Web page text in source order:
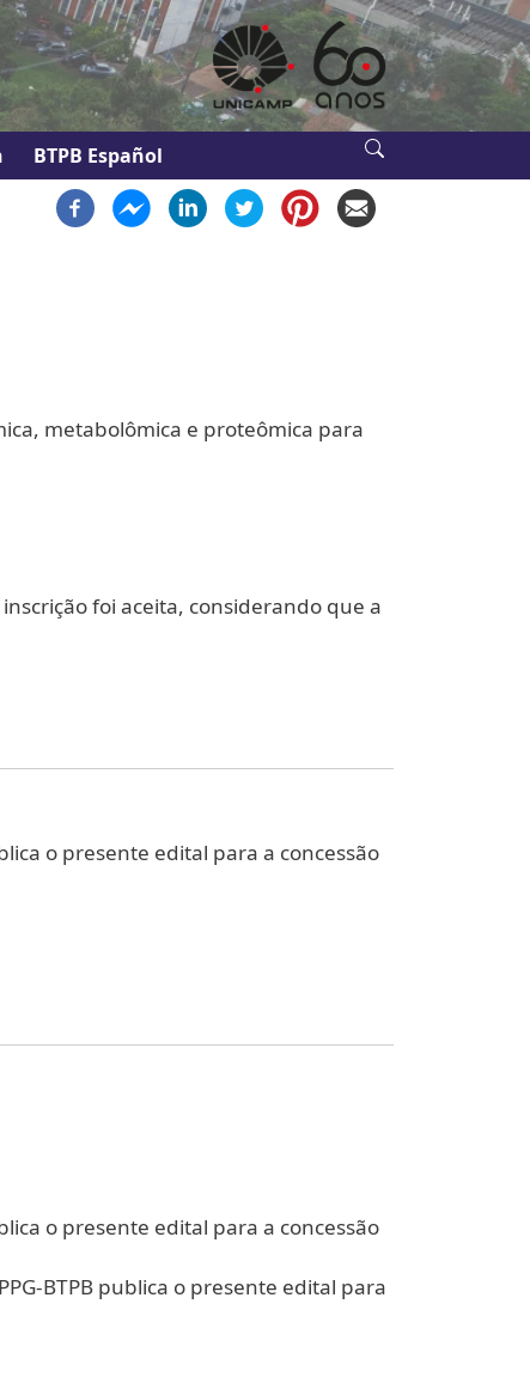
BTPB Español
metabolômica e proteômica para
foi aceita, considerando que a
o presente edital para a concessão
o presente edital para a concessão
BTPB publica o presente edital para